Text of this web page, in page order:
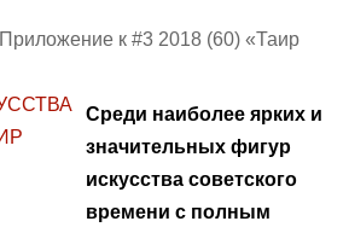
Приложение к #3 2018 (60) «Таир
Среди наиболее ярких и
значительных фигур
искусства советского
времени с полным